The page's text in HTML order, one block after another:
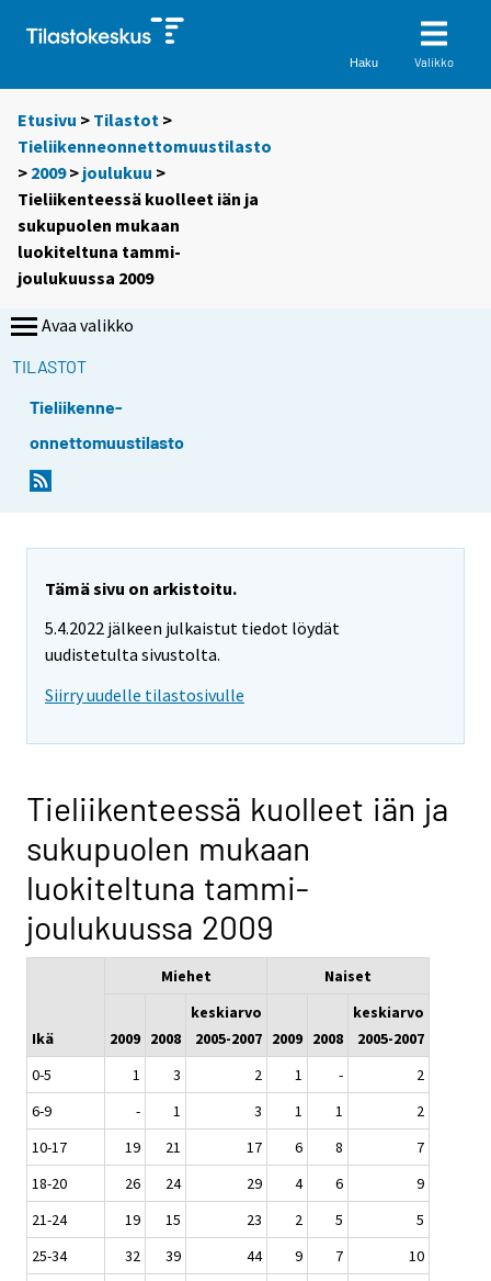
Haku Valikko
Etusivu > Tilastot >
Tieliikenneonnettomuustilasto
> 2009> joulukuu >
Tieliikenteessä kuolleet iän ja
sukupuolen mukaan
luokiteltuna tammi-
joulukuussa 2009
Avaa valikko
TILASTOT
Tieliikenne-
onnettomuustilasto
Tämä sivu on arkistoitu.
5.4.2022 jälkeen julkaistut tiedot löydät
uudistetulta sivustolta.
Siirry uudelle tilastosivulle
Tieliikenteessä kuolleet iän ja
sukupuolen mukaan
luokiteltuna tammi-
joulukuussa 2009
Ikä
Miehet Naiset
2009 2008
keskiarvo
2005-2007 2009 2008
keskiarvo
2005-2007
0-5
1 3 2 1 -
2
6-9
- 1 3 1 1
2
10-17
19 21 17 6 8
7
18-20
26 24 29 4 6
9
21-24
19 15 23 2 5
5
25-34
32 39 44 9 7
10